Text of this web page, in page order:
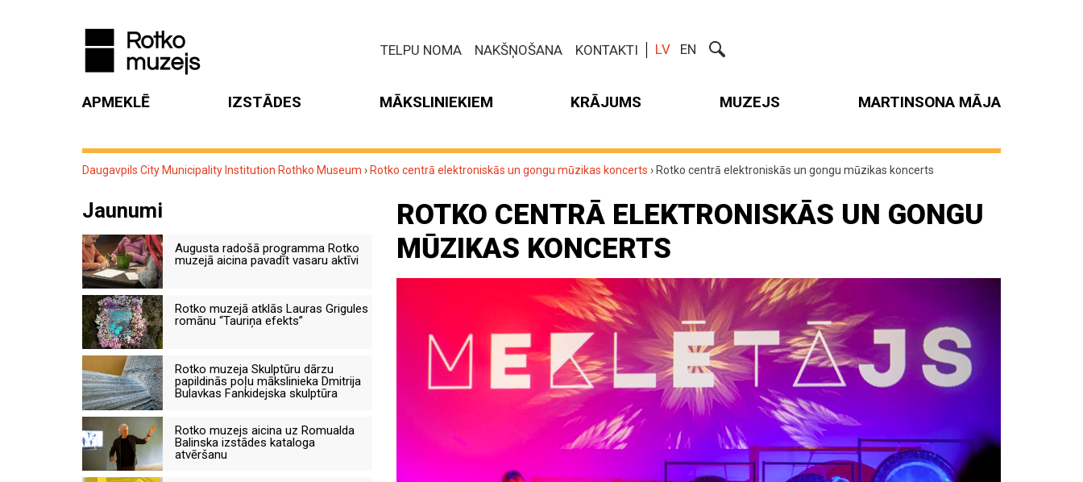
TELPU NOMA NAKŠŅOŠANA KONTAKTI LV EN
APMEKLĒ IZSTĀDES MĀKSLINIEKIEM KRĀJUMS MUZEJS MARTINSONA MĀJA
Daugavpils City Municipality Institution Rothko Museum ›Rotko centrā elektroniskās un gongu mūzikas koncerts ›Rotko centrā elektroniskās un gongu mūzikas koncerts
ROTKO CENTRĀ ELEKTRONISKĀS UN GONGU
MŪZIKAS KONCERTS
Jaunumi
Augusta radošā programma Rotko
muzejā aicina pavadīt vasaru aktīvi
Rotko muzejā atklās Lauras Grigules
romānu “Tauriņa efekts”
Rotko muzeja Skulptūru dārzu
papildinās poļu mākslinieka Dmitrija
Bulavkas Fankidejska skulptūra
Rotko muzejs aicina uz Romualda
Balinska izstādes kataloga
atvēršanu